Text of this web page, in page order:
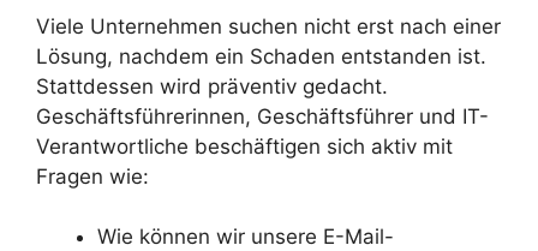
Viele Unternehmen suchen nicht erst nach einer
Lösung, nachdem ein Schaden entstanden ist.
Stattdessen wird präventiv gedacht.
Geschäftsführerinnen, Geschäftsführer und IT-
Verantwortliche beschäftigen sich aktiv mit
Fragen wie:
Wie können wir unsere E-Mail-